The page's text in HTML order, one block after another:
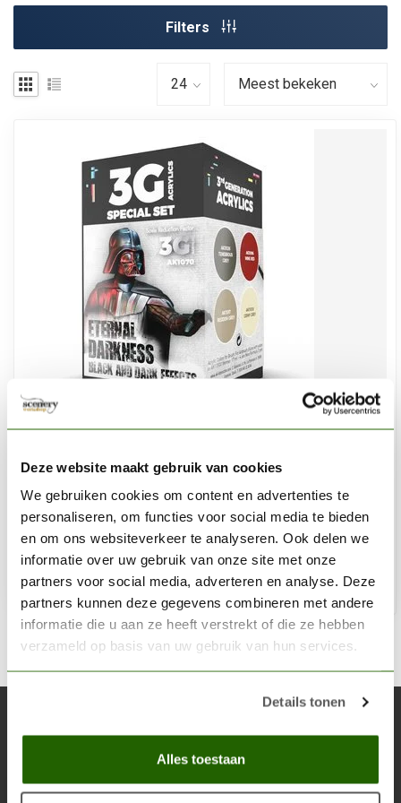
Deze website maakt gebruik van cookies
We gebruiken cookies om content en advertenties te
personaliseren, om functies voor social media te bieden
en om ons websiteverkeer te analyseren. Ook delen we
informatie over uw gebruik van onze site met onze
partners voor social media, adverteren en analyse. Deze
partners kunnen deze gegevens combineren met andere
informatie die u aan ze heeft verstrekt of die ze hebben
verzameld op basis van uw gebruik van hun services.
Details tonen
Alles toestaan
Filters
Eternal Darkness Wargame Color Set - 4 kleuren - 17ml -
AK1070
€11,00
Op voorraad